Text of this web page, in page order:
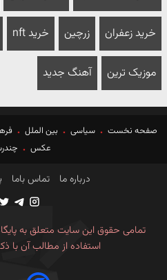
خرید زعفران زرچین خرید nft
موزیک ترین آهنگ جدید
صفحه نخست سیاسی بین الملل
عکس
درباره ما تماس باما
تمامی حقوق این سایت متعلق به
استفاده از مطالب آن با